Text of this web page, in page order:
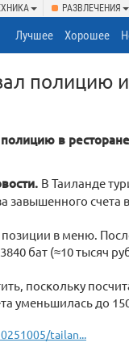
РАЗВЛЕЧЕНИЯ
Лучшее Хорошее
полицию
в
В Таиланде
завышенного счета
в меню.
бат (≈10 тысяч
поскольку
уменьшилась до
tailan...